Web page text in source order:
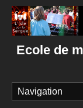
Skip
content
Ecole de